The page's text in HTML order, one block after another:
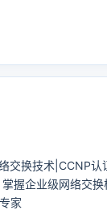
换技术|CCNP认
握企业级网络交换
家